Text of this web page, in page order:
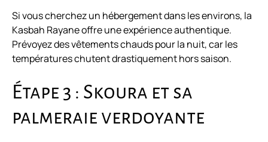
Si vous cherchez un hébergement dans les environs, la
Kasbah Rayane offre une expérience authentique.
Prévoyez des vêtements chauds pour la nuit, car les
températures chutent drastiquement hors saison.
Étape 3 : Skoura et sa
palmeraie verdoyante